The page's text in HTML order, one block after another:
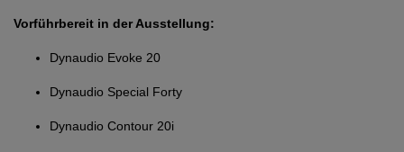
Vorführbereit in der Ausstellung:
Dynaudio Evoke 20
Dynaudio Special Forty
Dynaudio Contour 20i